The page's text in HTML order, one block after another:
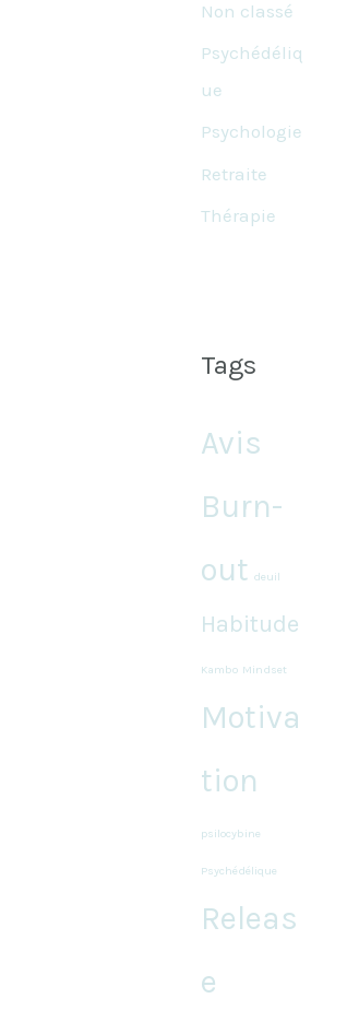
Non classé
Psychédéliq
ue
Psychologie
Retraite
Thérapie
Tags
Avis
Burn-
out deuil
Habitude
Kambo Mindset
Motiva
tion
psilocybine
Psychédélique
Releas
e